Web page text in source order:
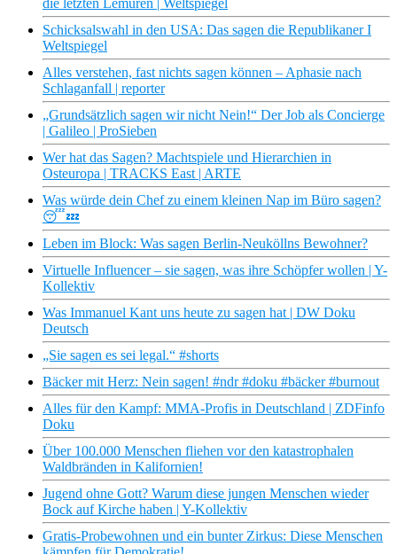
die letzten Lemuren | Weltspiegel
Schicksalswahl in den USA: Das sagen die Republikaner I
Weltspiegel
Alles verstehen, fast nichts sagen können – Aphasie nach
Schlaganfall | reporter
„Grundsätzlich sagen wir nicht Nein!“ Der Job als Concierge
| Galileo | ProSieben
Wer hat das Sagen? Machtspiele und Hierarchien in
Osteuropa | TRACKS East | ARTE
Was würde dein Chef zu einem kleinen Nap im Büro sagen?
😴💤
Leben im Block: Was sagen Berlin-Neuköllns Bewohner?
Virtuelle Influencer – sie sagen, was ihre Schöpfer wollen | Y-
Kollektiv
Was Immanuel Kant uns heute zu sagen hat | DW Doku
Deutsch
„Sie sagen es sei legal.“ #shorts
Bäcker mit Herz: Nein sagen! #ndr #doku #bäcker #burnout
Alles für den Kampf: MMA-Profis in Deutschland | ZDFinfo
Doku
Über 100.000 Menschen fliehen vor den katastrophalen
Waldbränden in Kalifornien!
Jugend ohne Gott? Warum diese jungen Menschen wieder
Bock auf Kirche haben | Y-Kollektiv
Gratis-Probewohnen und ein bunter Zirkus: Diese Menschen